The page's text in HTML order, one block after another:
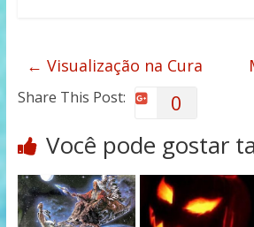
← Visualização na Cura
Share This Post: 0
Você pode gostar